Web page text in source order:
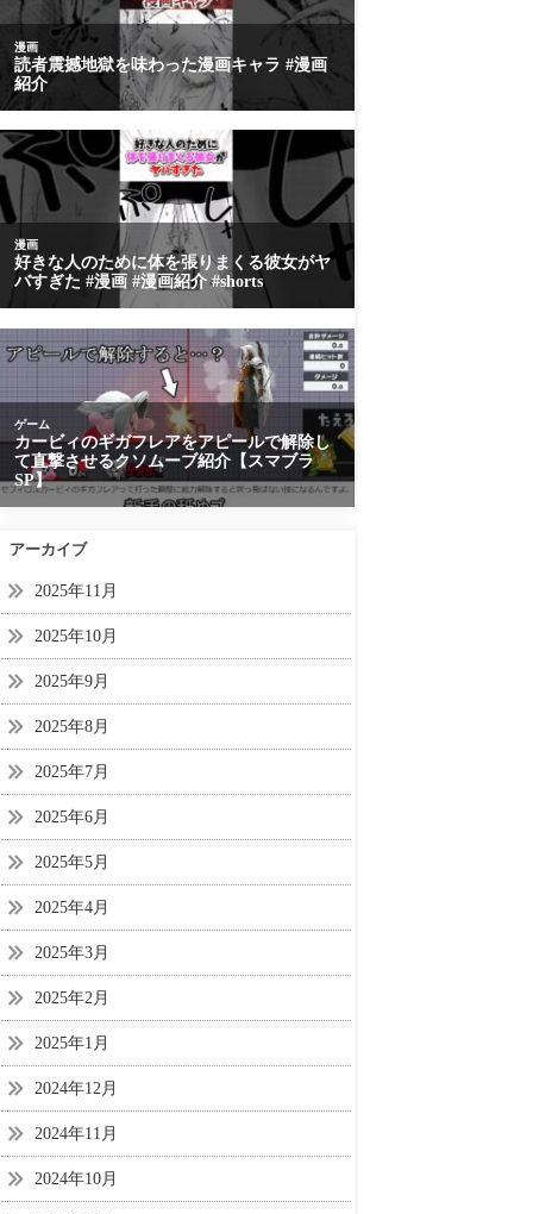
アーカイブ
2025年11月
2025年10月
2025年9月
2025年8月
2025年7月
2025年6月
2025年5月
2025年4月
2025年3月
2025年2月
2025年1月
2024年12月
2024年11月
2024年10月